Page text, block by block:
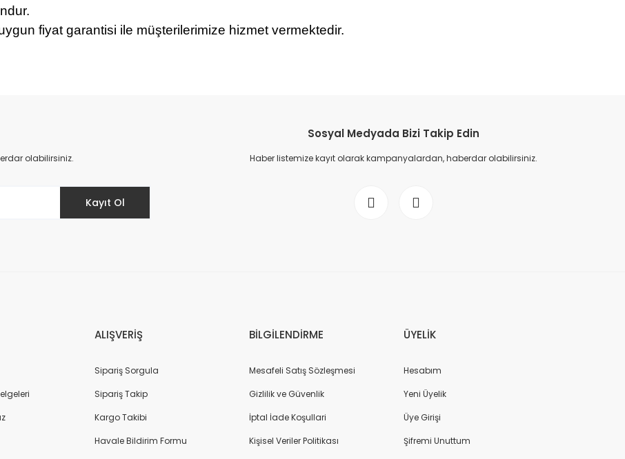
fiyat garantisi ile müşterilerimize hizmet vermektedir.
olabilirsiniz.
Kayıt Ol
Sosyal Medyada Bizi Takip Edin
Haber listemize kayıt olarak kampanyalardan, haberdar olabilirsiniz.
ALIŞVERİŞ
Sipariş Sorgula
Sipariş Takip
Kargo Takibi
Havale Bildirim Formu
BİLGİLENDİRME
Mesafeli Satış Sözleşmesi
Gizlilik ve Güvenlik
İptal İade Koşullari
Kişisel Veriler Politikası
ÜYELİK
Hesabım
Yeni Üyelik
Üye Girişi
Şifremi Unuttum